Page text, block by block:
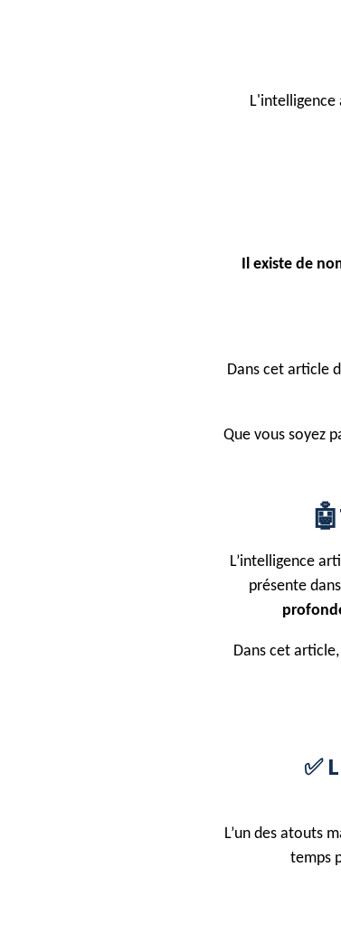
L'intelligence
Il existe de
Dans cet article
Que vous soyez
L’intelligence
présente
Dans cet
✅
L’un des atouts
temps